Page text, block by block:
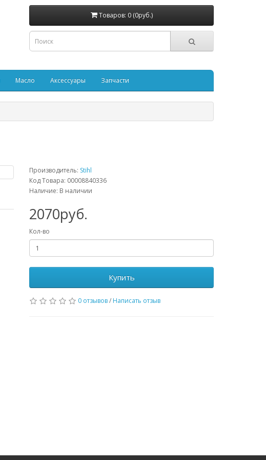
Товаров: 0 (0руб.)
Масло Аксессуары Запчасти
Производитель: Stihl
Код Товара: 00008840336
Наличие: В наличии
2070руб.
Кол-во
Купить
0 отзывов/ Написать отзыв